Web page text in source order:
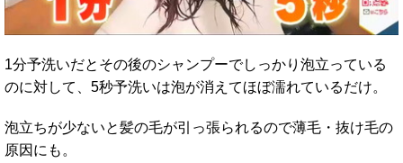
1分予洗いだとその後のシャンプーでしっかり泡立っている
のに対して、5秒予洗いは泡が消えてほぼ濡れているだけ。
泡立ちが少ないと髪の毛が引っ張られるので薄毛・抜け毛の
原因にも。